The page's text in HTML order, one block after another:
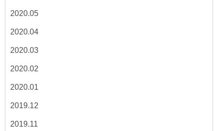
2020.05
2020.04
2020.03
2020.02
2020.01
2019.12
2019.11